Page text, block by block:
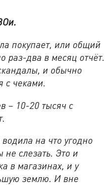
покупает, или общий
раз-два в месяц отчёт.
и обычно
с чеками.
– 10-20 тысяч с
на что угодно
слезать. Это и
в магазинах, и у
землю. И вне